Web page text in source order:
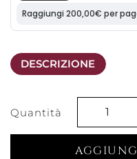
DESCRIZIONE
Quantità